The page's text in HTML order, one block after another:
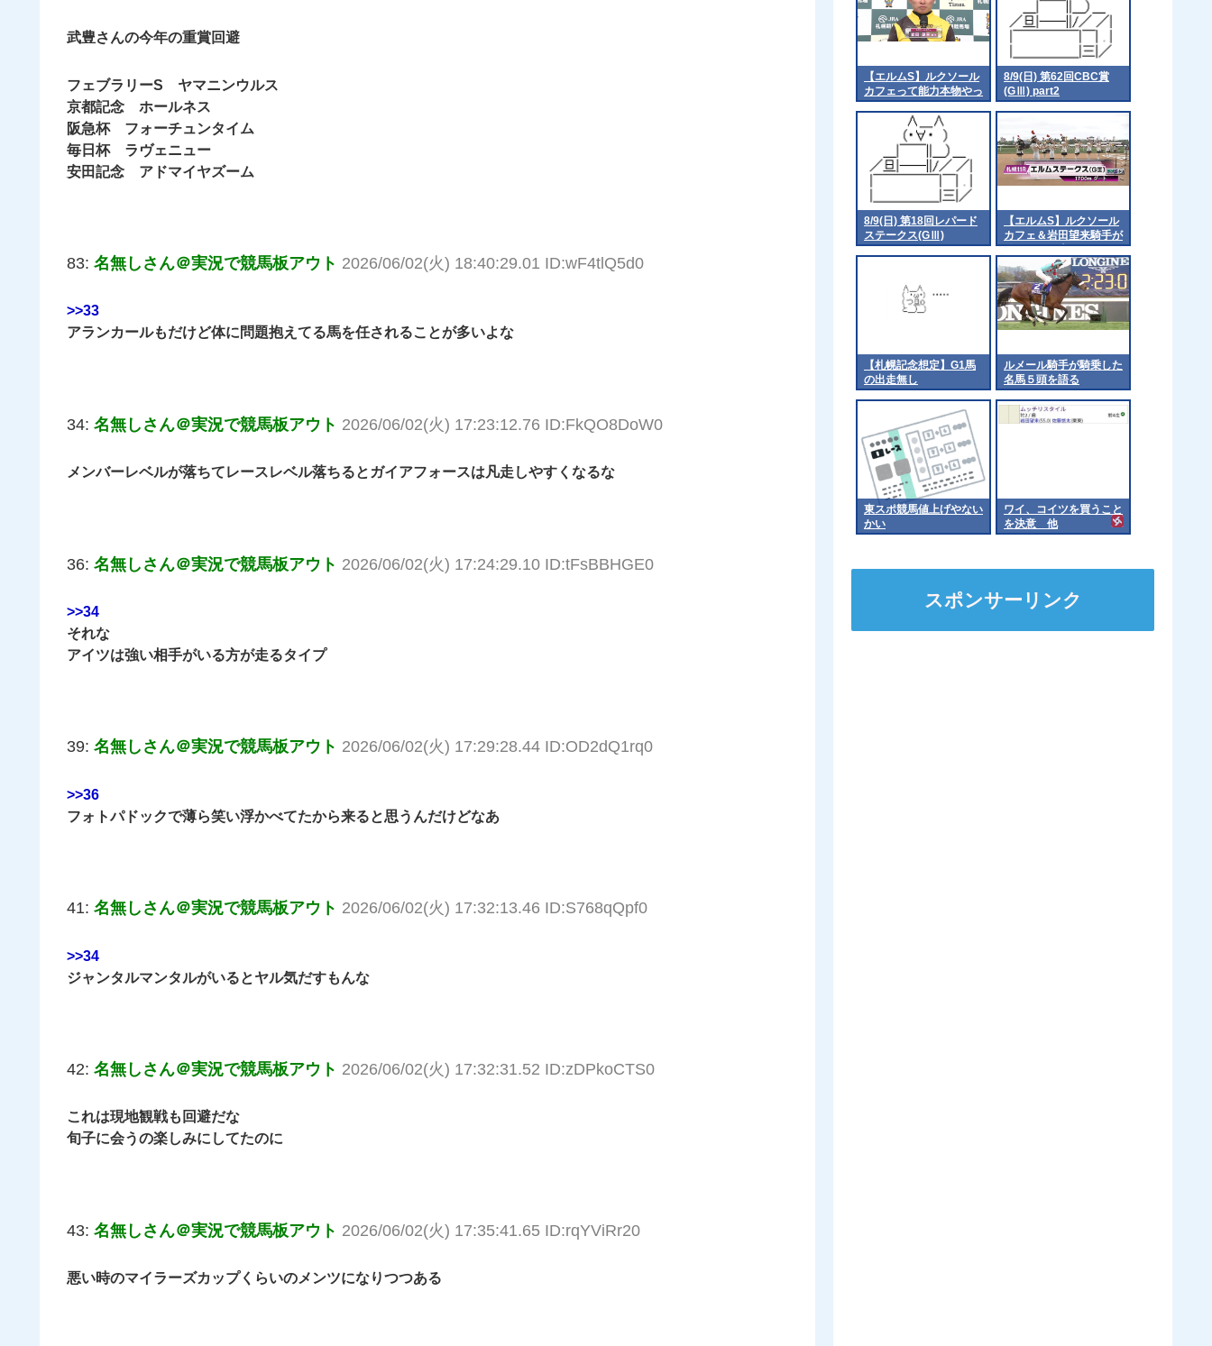
武豊さんの今年の重賞回避
フェブラリーS ヤマニンウルス
京都記念 ホールネス
阪急杯 フォーチュンタイム
毎日杯 ラヴェニュー
安田記念 アドマイヤズーム
83: 名無しさん＠実況で競馬板アウト 2026/06/02(火) 18:40:29.01 ID:wF4tlQ5d0
>>33
アランカールもだけど体に問題抱えてる馬を任されることが多いよな
34: 名無しさん＠実況で競馬板アウト 2026/06/02(火) 17:23:12.76 ID:FkQO8DoW0
メンバーレベルが落ちてレースレベル落ちるとガイアフォースは凡走しやすくなるな
36: 名無しさん＠実況で競馬板アウト 2026/06/02(火) 17:24:29.10 ID:tFsBBHGE0
>>34
それな
アイツは強い相手がいる方が走るタイプ
39: 名無しさん＠実況で競馬板アウト 2026/06/02(火) 17:29:28.44 ID:OD2dQ1rq0
>>36
フォトパドックで薄ら笑い浮かべてたから来ると思うんだけどなあ
41: 名無しさん＠実況で競馬板アウト 2026/06/02(火) 17:32:13.46 ID:S768qQpf0
>>34
ジャンタルマンタルがいるとヤル気だすもんな
42: 名無しさん＠実況で競馬板アウト 2026/06/02(火) 17:32:31.52 ID:zDPkoCTS0
これは現地観戦も回避だな
旬子に会うの楽しみにしてたのに
43: 名無しさん＠実況で競馬板アウト 2026/06/02(火) 17:35:41.65 ID:rqYViRr20
悪い時のマイラーズカップくらいのメンツになりつつある
【エルムS】ルクソール
カフェって能力本物やっ
たんやなって 他
8/9(日) 第62回CBC賞
(GⅢ) part2
8/9(日) 第18回レパード
ステークス(GⅢ)
【エルムS】ルクソール
カフェ＆岩田望来騎手が
ｷﾀ━━━━(ﾟ
∀ﾟ)━━━━!!
【札幌記念想定】G1馬
の出走無し
ルメール騎手が騎乗した
名馬５頭を語る
東スポ競馬値上げやない
かい
ワイ、コイツを買うこと
を決意 他
スポンサーリンク